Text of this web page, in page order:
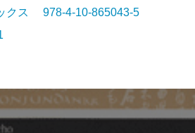
クス 978-4-10-865043-5